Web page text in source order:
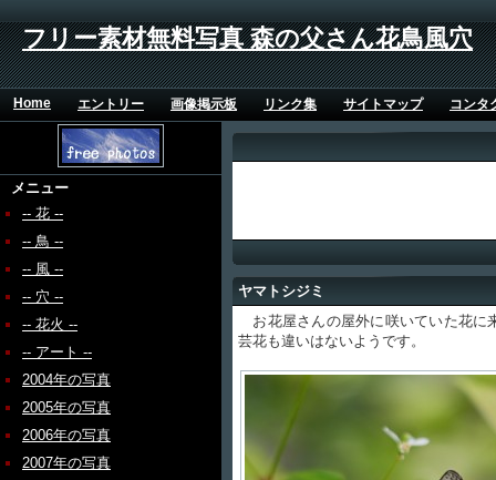
フリー素材無料写真 森の父さん花鳥風穴
Home エントリー 画像掲示板 リンク集 サイトマップ コンタ
メニュー
-- 花 --
-- 鳥 --
-- 風 --
-- 穴 --
-- 花火 --
-- アート --
2004年の写真
2005年の写真
2006年の写真
2007年の写真
ヤマトシジミ
お花屋さんの屋外に咲いていた花に
芸花も違いはないようです。